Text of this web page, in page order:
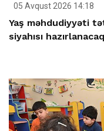
05 Avqust 2026 14:18
Yaş məhdudiyyəti
siyahısı hazırlanacaq